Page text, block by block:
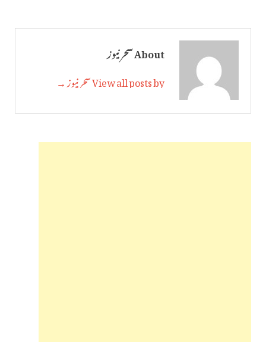
About سحر نیوز
View all posts by سحر نیوز →